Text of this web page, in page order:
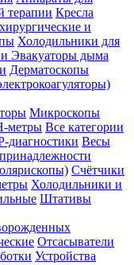
терапии Кресла
и
Холодильники для
Эвакуаторы дыма
Дерматоскопы
Микроскопы
метры Все категории
диагностики Весы
Счётчики
Холодильники и
Штативы
Отсасыватели
Устройства